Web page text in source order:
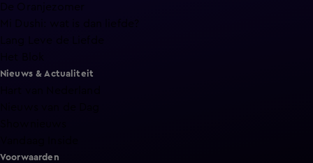
De Oranjezomer
Nieuws & Actualiteit
Voorwaarden